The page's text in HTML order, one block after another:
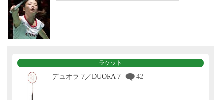
ラケット
デュオラ 7／DUORA 7 42